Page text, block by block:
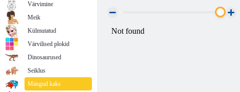
Värvimine
Meik
Külmutatud
Värvilised plokid
Dinosaurused
Seiklus
Mängud kaks